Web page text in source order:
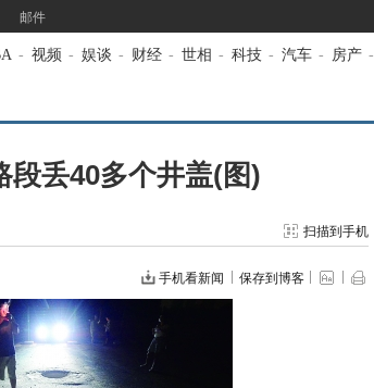
邮件
- 视频 - 娱谈 - 财经 - 世相 - 科技 - 汽车 - 房产 -
段丢40多个井盖(图)
扫描到手机
手机看新闻 保存到博客